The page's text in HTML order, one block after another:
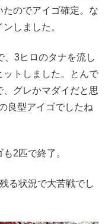
のでアイゴ確定。な
しました。
、3ヒロのタナを流し
トしました。とんで
、グレかマダイだと思
良型アイゴでしたね
2匹で終了。
る状況で大苦戦でし